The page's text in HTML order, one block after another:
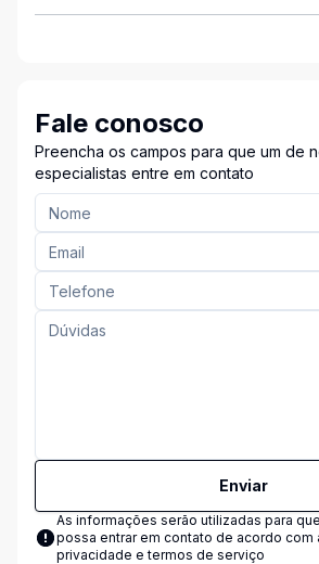
Fale conosco
Preencha os campos para que um de
especialistas entre em contato
Enviar
As informações serão utilizadas para
possa entrar em contato de acordo com
privacidade e termos de serviço